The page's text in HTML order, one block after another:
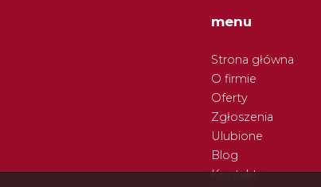
menu
Strona główna
O firmie
Oferty
Zgłoszenia
Ulubione
Blog
Kontakt